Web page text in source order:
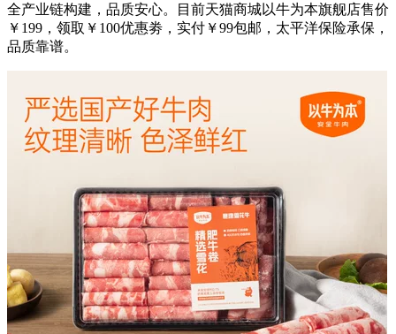
全产业链构建，品质安心。目前天猫商城以牛为本旗舰店售价
￥199，领取￥100优惠劵，实付￥99包邮，太平洋保险承保，
品质靠谱。